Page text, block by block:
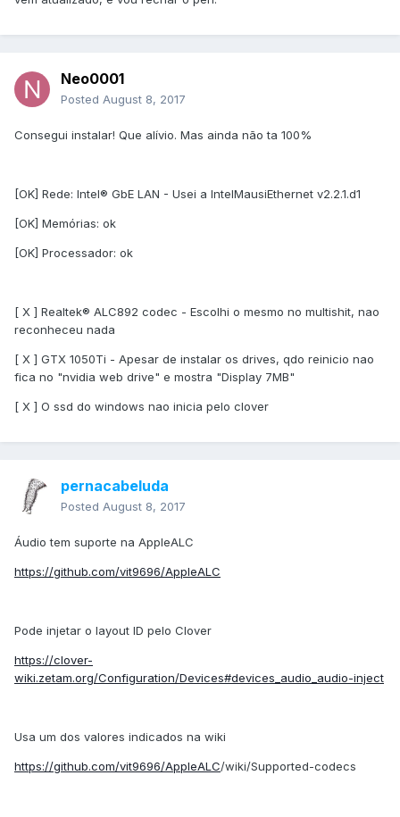
Neo0001
Posted August 8, 2017
Consegui instalar! Que alívio. Mas ainda não ta 100%
[OK] Rede: Intel® GbE LAN - Usei a IntelMausiEthernet v2.2.1.d1
[OK] Memórias: ok
[OK] Processador: ok
[ X ] Realtek® ALC892 codec - Escolhi o mesmo no multishit, nao
reconheceu nada
[ X ] GTX 1050Ti - Apesar de instalar os drives, qdo reinicio nao
fica no "nvidia web drive" e mostra "Display 7MB"
[ X ] O ssd do windows nao inicia pelo clover
pernacabeluda
Posted August 8, 2017
Áudio tem suporte na AppleALC
https://github.com/vit9696/AppleALC
Pode injetar o layout ID pelo Clover
https://clover-
wiki.zetam.org/Configuration/Devices#devices_audio_audio-inject
Usa um dos valores indicados na wiki
https://github.com/vit9696/AppleALC/wiki/Supported-codecs